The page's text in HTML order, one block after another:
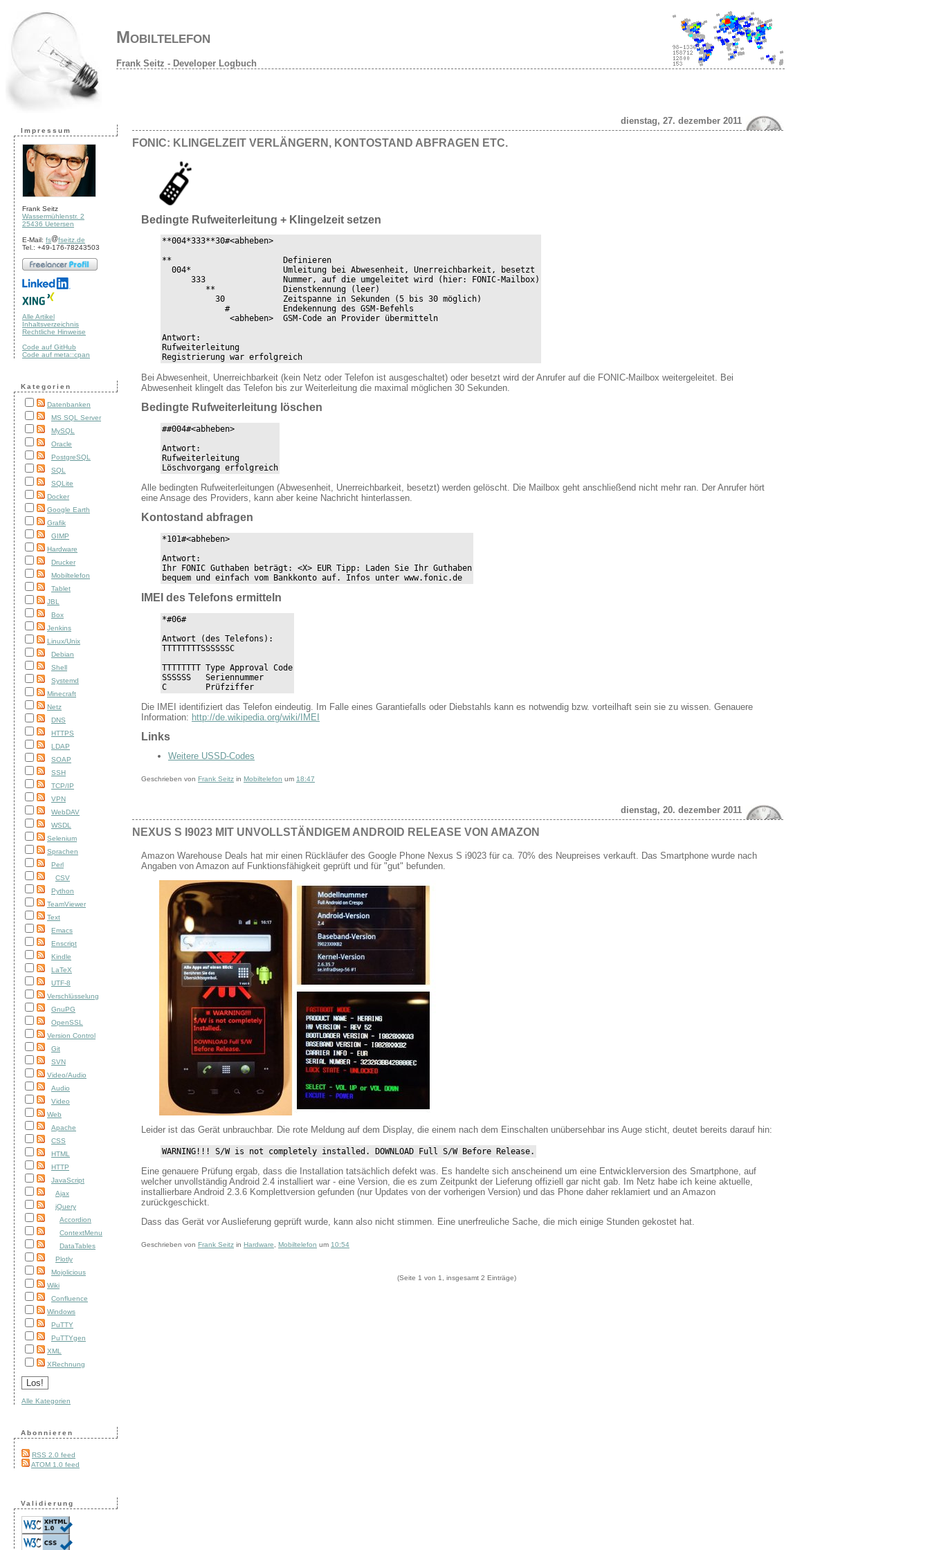
Mobiltelefon
Frank Seitz - Developer Logbuch
Impressum
Frank Seitz
Wassermühlenstr. 2
25436 Uetersen
E-Mail: fs
fseitz.de
Tel.: +49-176-78243503
Alle Artikel
Inhaltsverzeichnis
Rechtliche Hinweise
Code auf GitHub
Code auf meta::cpan
Kategorien
Datenbanken
MS SQL Server
MySQL
Oracle
PostgreSQL
SQL
SQLite
Docker
Google Earth
Grafik
GIMP
Hardware
Drucker
Mobiltelefon
Tablet
JBL
Box
Jenkins
Linux/Unix
Debian
Shell
Systemd
Minecraft
Netz
DNS
HTTPS
LDAP
SOAP
SSH
TCP/IP
VPN
WebDAV
WSDL
Selenium
Sprachen
Perl
CSV
Python
TeamViewer
Text
Emacs
Enscript
Kindle
LaTeX
UTF-8
Verschlüsselung
GnuPG
OpenSSL
Version Control
Git
SVN
Video/Audio
Audio
Video
Web
Apache
CSS
HTML
HTTP
JavaScript
Ajax
jQuery
Accordion
ContextMenu
DataTables
Plotly
Mojolicious
Wiki
Confluence
Windows
PuTTY
PuTTYgen
XML
XRechnung
Alle Kategorien
Abonnieren
RSS 2.0 feed
ATOM 1.0 feed
Validierung
dienstag, 27. dezember 2011
FONIC: KLINGELZEIT VERLÄNGERN, KONTOSTAND ABFRAGEN ETC.
Bedingte Rufweiterleitung + Klingelzeit setzen
**004*333**30#<abheben>
**                       Definieren
  004*                   Umleitung bei Abwesenheit, Unerreichbarkeit, besetzt
      333                Nummer, auf die umgeleitet wird (hier: FONIC-Mailbox)
         **              Dienstkennung (leer)
           30            Zeitspanne in Sekunden (5 bis 30 möglich)
             #           Endekennung des GSM-Befehls
              <abheben>  GSM-Code an Provider übermitteln
Antwort:
Rufweiterleitung
Registrierung war erfolgreich
Bei Abwesenheit, Unerreichbarkeit (kein Netz oder Telefon ist ausgeschaltet) oder besetzt wird der Anrufer auf die FONIC-Mailbox weitergeleitet. Bei
Abwesenheit klingelt das Telefon bis zur Weiterleitung die maximal möglichen 30 Sekunden.
Bedingte Rufweiterleitung löschen
##004#<abheben>
Antwort:
Rufweiterleitung
Löschvorgang erfolgreich
Alle bedingten Rufweiterleitungen (Abwesenheit, Unerreichbarkeit, besetzt) werden gelöscht. Die Mailbox geht anschließend nicht mehr ran. Der Anrufer hört
eine Ansage des Providers, kann aber keine Nachricht hinterlassen.
Kontostand abfragen
*101#<abheben>
Antwort:
Ihr FONIC Guthaben beträgt: <X> EUR Tipp: Laden Sie Ihr Guthaben
bequem und einfach vom Bankkonto auf. Infos unter www.fonic.de
IMEI des Telefons ermitteln
*#06#
Antwort (des Telefons):
TTTTTTTTSSSSSSC
TTTTTTTT Type Approval Code
SSSSSS   Seriennummer
C        Prüfziffer
Die IMEI identifiziert das Telefon eindeutig. Im Falle eines Garantiefalls oder Diebstahls kann es notwendig bzw. vorteilhaft sein sie zu wissen. Genauere
Information: http://de.wikipedia.org/wiki/IMEI
Links
Weitere USSD-Codes
Geschrieben von Frank Seitz in Mobiltelefon um 18:47
dienstag, 20. dezember 2011
NEXUS S I9023 MIT UNVOLLSTÄNDIGEM ANDROID RELEASE VON AMAZON
Amazon Warehouse Deals hat mir einen Rückläufer des Google Phone Nexus S i9023 für ca. 70% des Neupreises verkauft. Das Smartphone wurde nach
Angaben von Amazon auf Funktionsfähigkeit geprüft und für "gut" befunden.
Leider ist das Gerät unbrauchbar. Die rote Meldung auf dem Display, die einem nach dem Einschalten unübersehbar ins Auge sticht, deutet bereits darauf hin:
WARNING!!! S/W is not completely installed. DOWNLOAD Full S/W Before Release.
Eine genauere Prüfung ergab, dass die Installation tatsächlich defekt was. Es handelte sich anscheinend um eine Entwicklerversion des Smartphone, auf
welcher unvollständig Android 2.4 installiert war - eine Version, die es zum Zeitpunkt der Lieferung offiziell gar nicht gab. Im Netz habe ich keine aktuelle,
installierbare Android 2.3.6 Komplettversion gefunden (nur Updates von der vorherigen Version) und das Phone daher reklamiert und an Amazon
zurückgeschickt.
Dass das Gerät vor Auslieferung geprüft wurde, kann also nicht stimmen. Eine unerfreuliche Sache, die mich einige Stunden gekostet hat.
Geschrieben von Frank Seitz in Hardware Mobiltelefon um 10:54
(Seite 1 von 1, insgesamt 2 Einträge)